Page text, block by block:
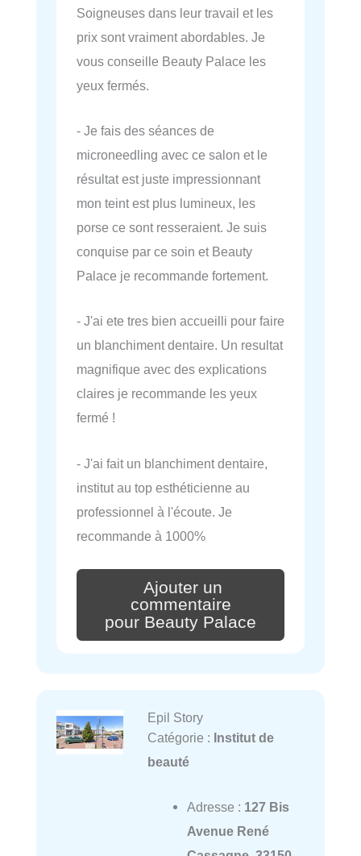
Soigneuses dans leur travail et les
prix sont vraiment abordables. Je
vous conseille Beauty Palace les
yeux fermés.
- Je fais des séances de
microneedling avec ce salon et le
résultat est juste impressionnant
mon teint est plus lumineux, les
porse ce sont resseraient. Je suis
conquise par ce soin et Beauty
Palace je recommande fortement.
- J'ai ete tres bien accueilli pour faire
un blanchiment dentaire. Un resultat
magnifique avec des explications
claires je recommande les yeux
fermé !
- J'ai fait un blanchiment dentaire,
institut au top esthéticienne au
professionnel à l'écoute. Je
recommande à 1000%
Ajouter un
commentaire
pour Beauty Palace
Epil Story
Catégorie : Institut de
beauté
Adresse : 127 Bis
Avenue René